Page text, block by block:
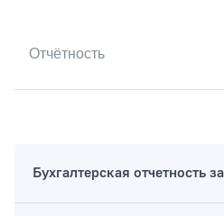
отдельным словам
Бухгалтерская отчетность